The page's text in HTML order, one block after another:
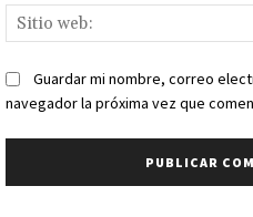
Guardar mi nombre, correo
navegador la próxima vez que